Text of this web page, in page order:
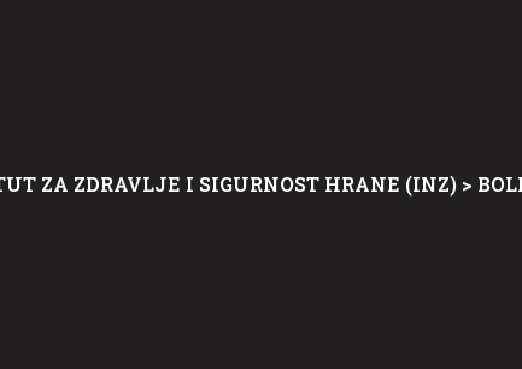
ZA ZDRAVLJE I SIGURNOST HRANE (INZ) >